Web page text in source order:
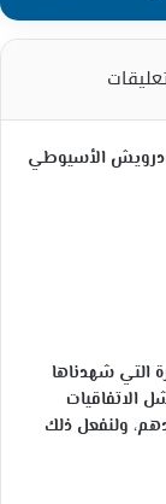
درويش الأسيوطي
التي شهدناها
الاتفاقيات
ولنفعل ذلك